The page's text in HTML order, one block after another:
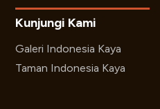
Kunjungi Kami
Galeri Indonesia Kaya
Taman Indonesia Kaya